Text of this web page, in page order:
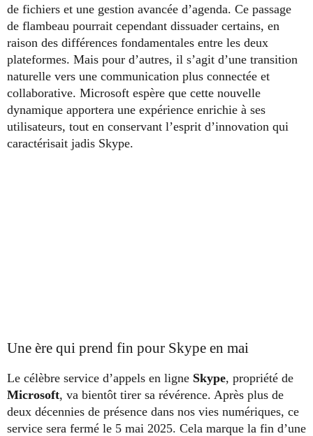
de fichiers et une gestion avancée d’agenda. Ce passage
de flambeau pourrait cependant dissuader certains, en
raison des différences fondamentales entre les deux
plateformes. Mais pour d’autres, il s’agit d’une transition
naturelle vers une communication plus connectée et
collaborative. Microsoft espère que cette nouvelle
dynamique apportera une expérience enrichie à ses
utilisateurs, tout en conservant l’esprit d’innovation qui
caractérisait jadis Skype.
Une ère qui prend fin pour Skype en mai
Le célèbre service d’appels en ligne Skype, propriété de
Microsoft, va bientôt tirer sa révérence. Après plus de
deux décennies de présence dans nos vies numériques, ce
service sera fermé le 5 mai 2025. Cela marque la fin d’une